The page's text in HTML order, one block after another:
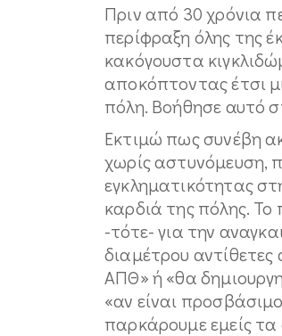
Πριν από 30 χρόνια
περίφραξη όλης της
κακόγουστα
αποκόπτοντας έτσι
πόλη. Βοήθησε αυτό
Εκτιμώ πως συνέβη
χωρίς αστυνόμευση,
εγκληματικότητας
καρδιά της πόλης. Το
-τότε- για την
διαμέτρου
ΑΠΘ» ή «θα
«αν είναι
παρκάρουμε εμείς τα